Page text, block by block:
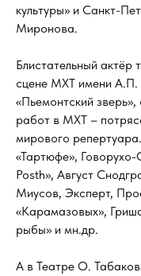
культуры» и Санкт-
Миронова.
Блистательный актёр
сцене МХТ имени А.П.
«Пьемонтский
работ в МХТ –
мирового
«Тартюфе»,
Posth», Август
Миусов, Эксперт,
«Карамазовых»,
рыбы» и мн.др.
А в Театре О.